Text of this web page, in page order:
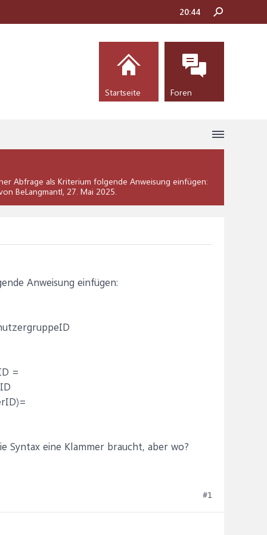
Abfrage als Kriterium folgende Anweisung einfügen:
BeLangmantl, 27. Mai 2025.
Anweisung einfügen:
=
Syntax eine Klammer braucht, aber wo?
#1
20:44
Startseite Foren